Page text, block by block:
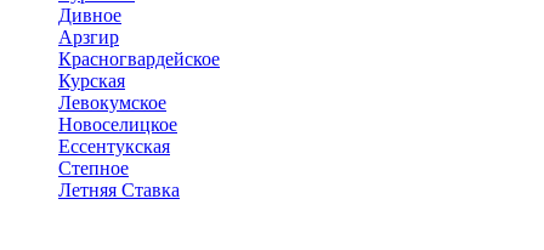
Дивное
Арзгир
Красногвардейское
Курская
Левокумское
Новоселицкое
Ессентукская
Степное
Летняя Ставка